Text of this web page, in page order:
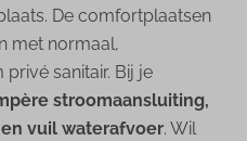
De comfortplaatsen
met normaal,
sanitair. Bij je
stroomaansluiting,
vuil waterafvoer. Wil